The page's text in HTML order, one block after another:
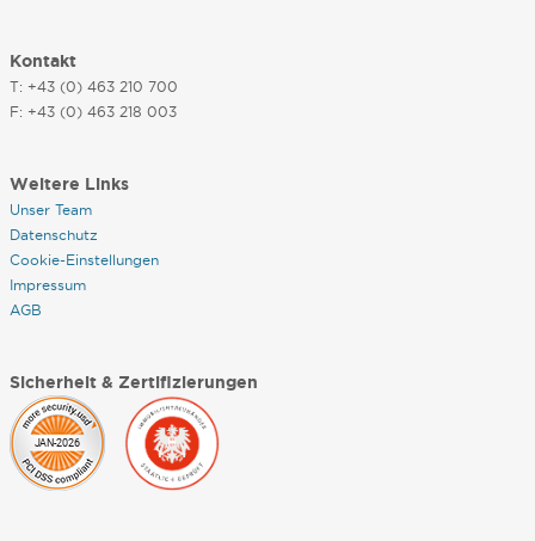
Kontakt
T: +43 (0) 463 210 700
F: +43 (0) 463 218 003
Weitere Links
Unser Team
Datenschutz
Cookie-Einstellungen
Impressum
AGB
Sicherheit & Zertifizierungen